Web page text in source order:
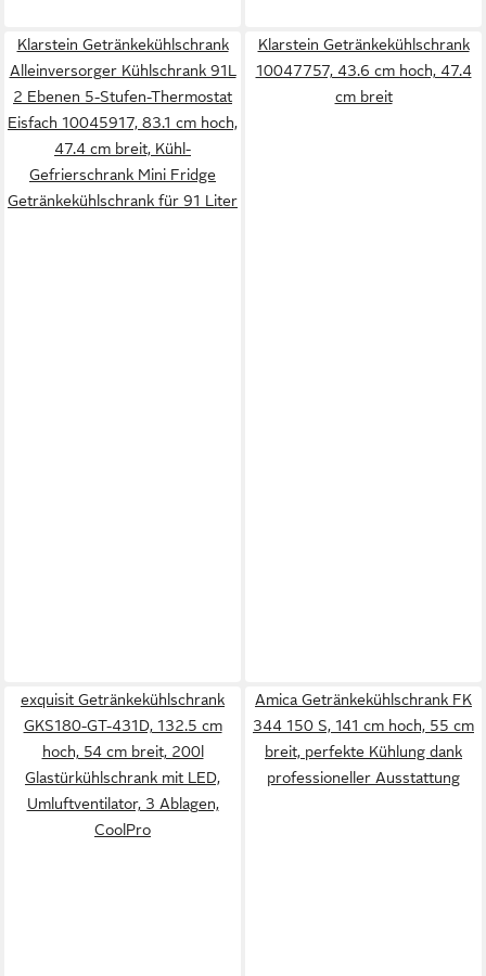
Klarstein Getränkekühlschrank
Alleinversorger Kühlschrank 91L
2 Ebenen 5-Stufen-Thermostat
Eisfach 10045917, 83.1 cm hoch,
47.4 cm breit, Kühl-
Gefrierschrank Mini Fridge
Getränkekühlschrank für 91 Liter
Klarstein Getränkekühlschrank
10047757, 43.6 cm hoch, 47.4
cm breit
exquisit Getränkekühlschrank
GKS180-GT-431D, 132.5 cm
hoch, 54 cm breit, 200l
Glastürkühlschrank mit LED,
Umluftventilator, 3 Ablagen,
CoolPro
Amica Getränkekühlschrank FK
344 150 S, 141 cm hoch, 55 cm
breit, perfekte Kühlung dank
professioneller Ausstattung